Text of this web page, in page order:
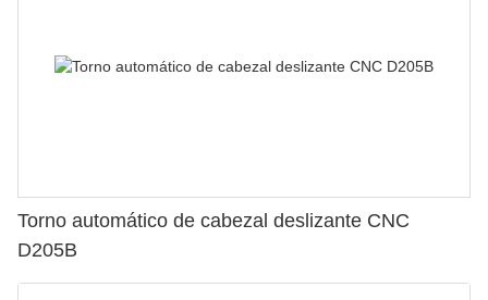
Torno automático de cabezal deslizante CNC
D205B